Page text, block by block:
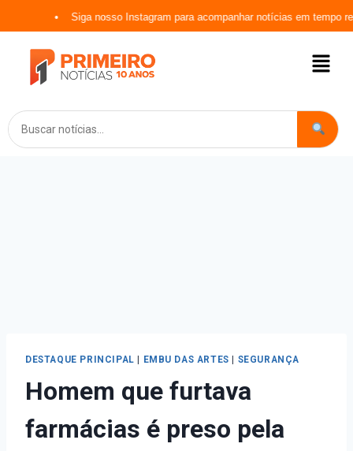
Siga nosso Instagram para acompanhar notícias em tempo real
DESTAQUE PRINCIPAL EMBU DAS ARTES SEGURANÇA
Homem que furtava
farmácias é preso pela